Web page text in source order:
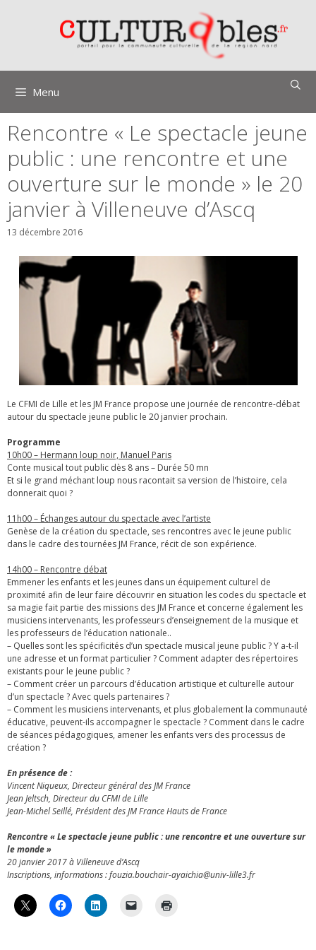
Menu
Rencontre « Le spectacle jeune
public : une rencontre et une
ouverture sur le monde » le 20
janvier à Villeneuve d’Ascq
13 décembre 2016
Le CFMI de Lille et les JM France propose une journée de rencontre-débat
autour du spectacle jeune public le 20 janvier prochain.
Programme
10h00 – Hermann loup noir, Manuel Paris
Conte musical tout public dès 8 ans – Durée 50 mn
Et si le grand méchant loup nous racontait sa version de l’histoire, cela
donnerait quoi ?
11h00 – Échanges autour du spectacle avec l’artiste
Genèse de la création du spectacle, ses rencontres avec le jeune public
dans le cadre des tournées JM France, récit de son expérience.
14h00 – Rencontre débat
Emmener les enfants et les jeunes dans un équipement culturel de
proximité afin de leur faire découvrir en situation les codes du spectacle et
sa magie fait partie des missions des JM France et concerne également les
musiciens intervenants, les professeurs d’enseignement de la musique et
les professeurs de l’éducation nationale..
– Quelles sont les spécificités d’un spectacle musical jeune public ? Y a-t-il
une adresse et un format particulier ? Comment adapter des répertoires
existants pour le jeune public ?
– Comment créer un parcours d’éducation artistique et culturelle autour
d’un spectacle ? Avec quels partenaires ?
– Comment les musiciens intervenants, et plus globalement la communauté
éducative, peuvent-ils accompagner le spectacle ? Comment dans le cadre
de séances pédagogiques, amener les enfants vers des processus de
création ?
En présence de :
Vincent Niqueux, Directeur général des JM France
Jean Jeltsch, Directeur du CFMI de Lille
Jean-Michel Seillé, Président des JM France Hauts de France
Rencontre « Le spectacle jeune public : une rencontre et une ouverture sur
le monde »
20 janvier 2017 à Villeneuve d’Ascq
Inscriptions, informations : fouzia.bouchair-ayaichia@univ-lille3.fr